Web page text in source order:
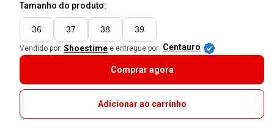
Tamanho do produto:
36 37 38 39
Vendido por: Shoestime e entregue por Centauro
Comprar agora
Adicionar ao carrinho